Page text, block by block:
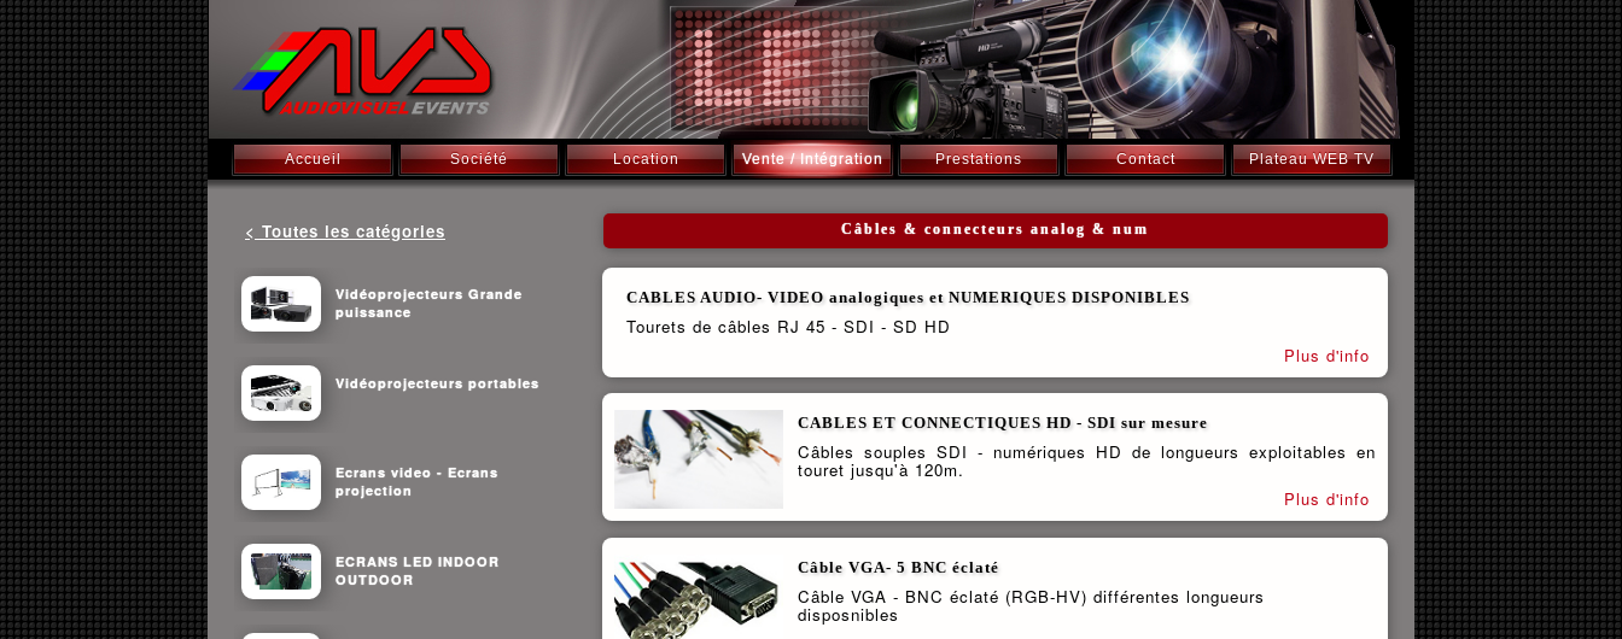
Accueil Société Location Vente / Intégration Prestations Contact Plateau WEB TV
< Toutes les catégories
Vidéoprojecteurs Grande
puissance
Vidéoprojecteurs portables
Ecrans video - Ecrans
projection
ECRANS LED INDOOR
OUTDOOR
Câbles & connecteurs analog & num
CABLES AUDIO- VIDEO analogiques et NUMERIQUES DISPONIBLES
Tourets de câbles RJ 45 - SDI - SD HD
Plus d'info
CABLES ET CONNECTIQUES HD - SDI sur mesure
Câbles souples SDI - numériques HD de longueurs exploitables en
touret jusqu'à 120m.
Plus d'info
Câble VGA- 5 BNC éclaté
Câble VGA - BNC éclaté (RGB-HV) différentes longueurs
disposnibles